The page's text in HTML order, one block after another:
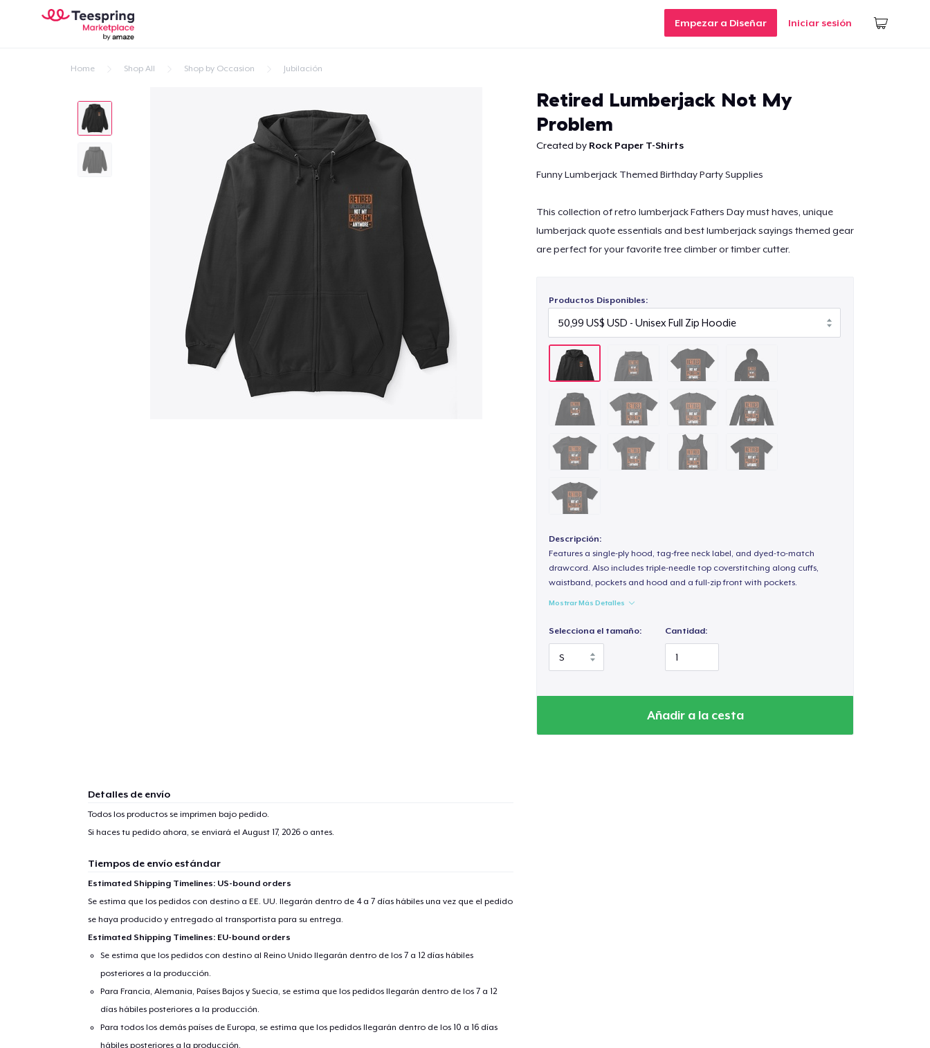
Empezar a Diseñar Iniciar sesión
Home Shop All Shop by Occasion Jubilación
Retired Lumberjack Not My
Problem
Created by Rock Paper T-Shirts
Funny Lumberjack Themed Birthday Party Supplies
This collection of retro lumberjack Fathers Day must haves, unique
lumberjack quote essentials and best lumberjack sayings themed gear
are perfect for your favorite tree climber or timber cutter.
Productos Disponibles:
Descripción:
Features a single-ply hood, tag-free neck label, and dyed-to-match
drawcord. Also includes triple-needle top coverstitching along cuffs,
waistband, pockets and hood and a full-zip front with pockets.
Mostrar Más Detalles
Selecciona el tamaño: Cantidad:
Añadir a la cesta
Detalles de envío
Todos los productos se imprimen bajo pedido.
Si haces tu pedido ahora, se enviará el August 17, 2026o antes.
Tiempos de envío estándar
Estimated Shipping Timelines: US-bound orders
Se estima que los pedidos con destino a EE. UU. llegarán dentro de 4 a 7 días hábiles una vez que el pedido
se haya producido y entregado al transportista para su entrega.
Estimated Shipping Timelines: EU-bound orders
Se estima que los pedidos con destino al Reino Unido llegarán dentro de los 7 a 12 días hábiles
posteriores a la producción.
Para Francia, Alemania, Países Bajos y Suecia, se estima que los pedidos llegarán dentro de los 7 a 12
días hábiles posteriores a la producción.
Para todos los demás países de Europa, se estima que los pedidos llegarán dentro de los 10 a 16 días
hábiles posteriores a la producción.